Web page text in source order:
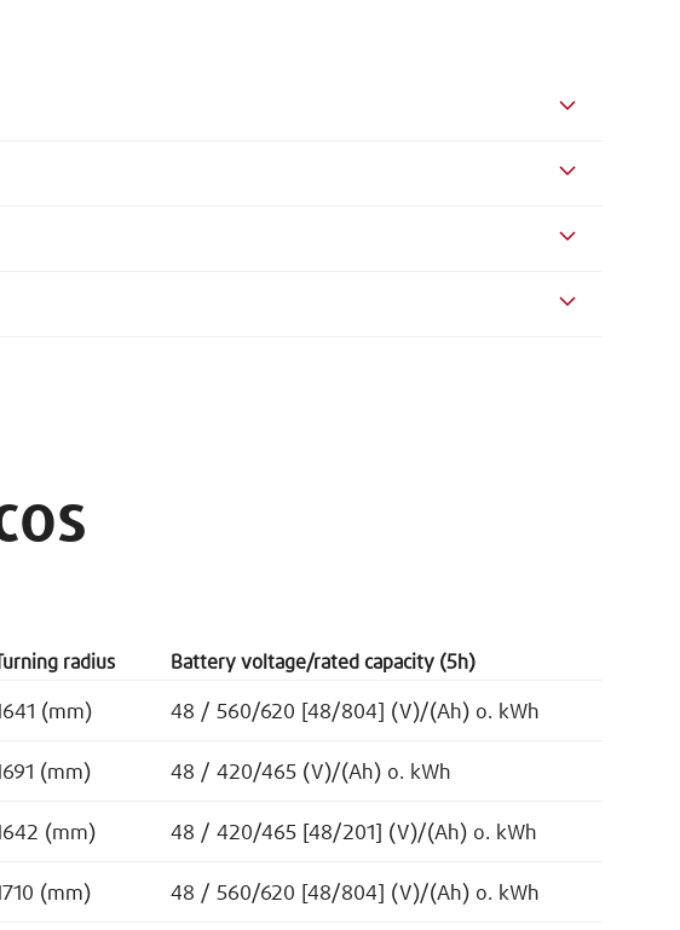
Turning radius Battery voltage/rated capacity (5h)
(mm) 48 / 560/620 [48/804] (V)/(Ah) o. kWh
(mm) 48 / 420/465 (V)/(Ah) o. kWh
(mm) 48 / 420/465 [48/201] (V)/(Ah) o. kWh
(mm) 48 / 560/620 [48/804] (V)/(Ah) o. kWh